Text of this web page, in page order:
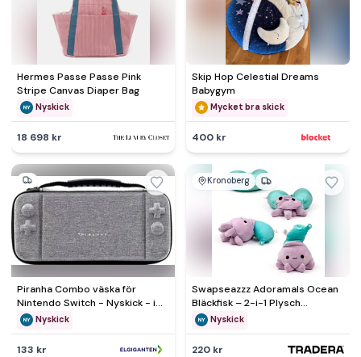
Hermes Passe Passe Pink
Stripe Canvas Diaper Bag
Nyskick
18 698 kr
Skip Hop Celestial Dreams
Babygym
Mycket bra skick
400 kr
Piranha Combo väska för
Nintendo Switch - Nyskick - i
originalförpackning
Nyskick
133 kr
Kronoberg
Swapseazzz Adoramals Ocean
Bläckfisk – 2-i-1 Plysch
Resekudde & Leksak
Nyskick
220 kr